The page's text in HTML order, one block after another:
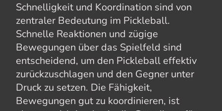
Schnelligkeit und Koordination sind von
zentraler Bedeutung im Pickleball.
Schnelle Reaktionen und zügige
Bewegungen über das Spielfeld sind
entscheidend, um den Pickleball effektiv
zurückzuschlagen und den Gegner unter
Druck zu setzen. Die Fähigkeit,
Bewegungen gut zu koordinieren, ist